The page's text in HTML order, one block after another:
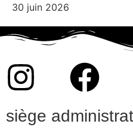
30 juin 2026
siège